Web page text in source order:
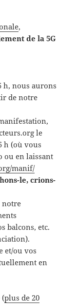
,
de la 5G
h, nous aurons
de notre
le
h (où vous
ou en laissant
manif/
le, crions-
notre
balcons, etc.
et/ou vos
en
(plus de 20